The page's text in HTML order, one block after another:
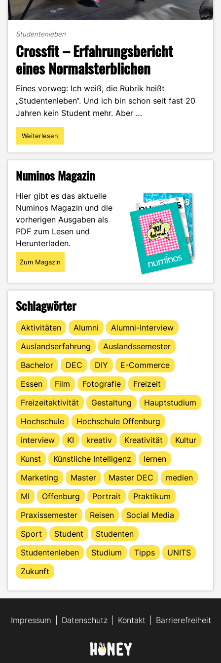
Studentenleben
Crossfit – Erfahrungsbericht
eines Normalsterblichen
Eines vorweg: Ich weiß, die Rubrik heißt
„Studentenleben“. Und ich bin schon seit fast 20
Jahren kein Student mehr. Aber …
"Crossfit
–
Normalsterblichen"
Weiterlesen
Numinos Magazin
Hier gibt es das aktuelle
Numinos Magazin und die
vorherigen Ausgaben als
PDF zum Lesen und
Herunterladen.
Zum Magazin
Schlagwörter
Aktivitäten Alumni
Alumni-Interview
Auslandserfahrung
Auslandssemester
Bachelor
DEC DIY
E-Commerce
Essen
Film Fotografie
Freizeit
Freizeitaktivität
Gestaltung
Hauptstudium
Hochschule
Hochschule Offenburg
interview
KI kreativ Kreativität
Kultur
Kunst
Künstliche Intelligenz
lernen
Marketing
Master Master DEC
medien
MI
Offenburg Portrait
Praktikum
Praxissemester
Reisen
Social Media
Sport
Student
Studenten
Studentenleben
Studium Tipps
UNITS
Zukunft
Impressum Datenschutz Kontakt Barrierefreiheit